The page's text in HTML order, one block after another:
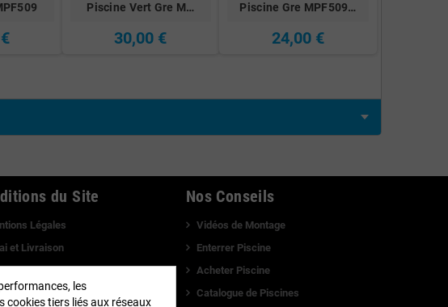
Piscine Vert Gre M…
30,00 €
Piscine Gre MPF509…
24,00 €
du Site
Légales
et Livraison
de Confidentialité
de confidentialité
Nos Conseils
Vidéos de Montage
Enterrer Piscine
Acheter Piscine
Catalogue de Piscines
les
cookies tiers liés aux réseaux